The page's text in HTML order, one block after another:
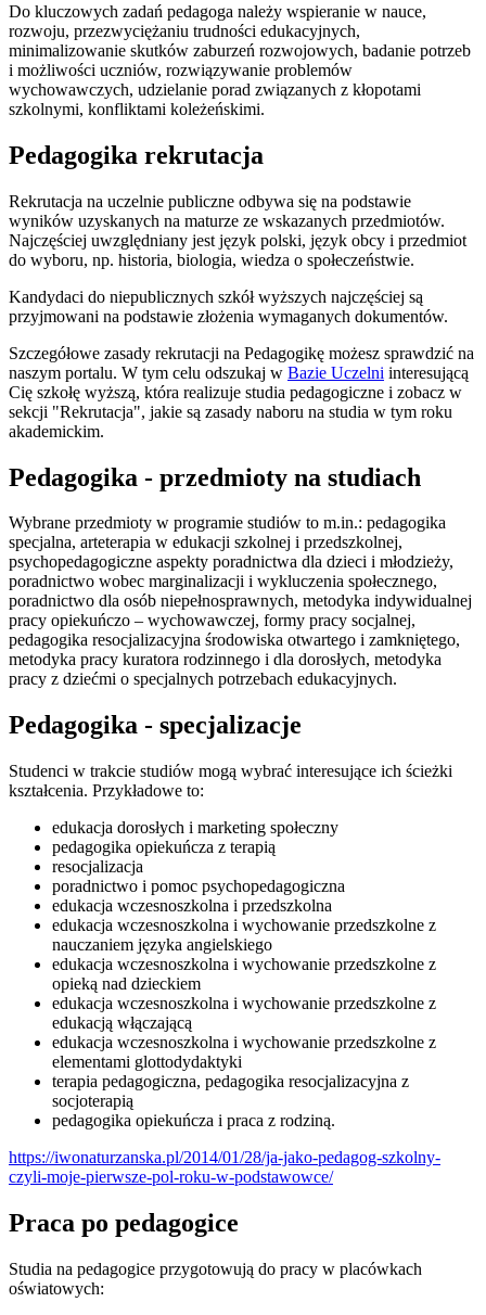
Do kluczowych zadań pedagoga należy wspieranie w nauce,
rozwoju, przezwyciężaniu trudności edukacyjnych,
minimalizowanie skutków zaburzeń rozwojowych, badanie potrzeb
i możliwości uczniów, rozwiązywanie problemów
wychowawczych, udzielanie porad związanych z kłopotami
szkolnymi, konfliktami koleżeńskimi.
Pedagogika rekrutacja
Rekrutacja na uczelnie publiczne odbywa się na podstawie
wyników uzyskanych na maturze ze wskazanych przedmiotów.
Najczęściej uwzględniany jest język polski, język obcy i przedmiot
do wyboru, np. historia, biologia, wiedza o społeczeństwie.
Kandydaci do niepublicznych szkół wyższych najczęściej są
przyjmowani na podstawie złożenia wymaganych dokumentów.
Szczegółowe zasady rekrutacji na Pedagogikę możesz sprawdzić na
naszym portalu. W tym celu odszukaj w Bazie Uczelni interesującą
Cię szkołę wyższą, która realizuje studia pedagogiczne i zobacz w
sekcji "Rekrutacja", jakie są zasady naboru na studia w tym roku
akademickim.
Pedagogika - przedmioty na studiach
Wybrane przedmioty w programie studiów to m.in.: pedagogika
specjalna, arteterapia w edukacji szkolnej i przedszkolnej,
psychopedagogiczne aspekty poradnictwa dla dzieci i młodzieży,
poradnictwo wobec marginalizacji i wykluczenia społecznego,
poradnictwo dla osób niepełnosprawnych, metodyka indywidualnej
pracy opiekuńczo – wychowawczej, formy pracy socjalnej,
pedagogika resocjalizacyjna środowiska otwartego i zamkniętego,
metodyka pracy kuratora rodzinnego i dla dorosłych, metodyka
pracy z dziećmi o specjalnych potrzebach edukacyjnych.
Pedagogika - specjalizacje
Studenci w trakcie studiów mogą wybrać interesujące ich ścieżki
kształcenia. Przykładowe to:
edukacja dorosłych i marketing społeczny
pedagogika opiekuńcza z terapią
resocjalizacja
poradnictwo i pomoc psychopedagogiczna
edukacja wczesnoszkolna i przedszkolna
edukacja wczesnoszkolna i wychowanie przedszkolne z
nauczaniem języka angielskiego
edukacja wczesnoszkolna i wychowanie przedszkolne z
opieką nad dzieckiem
edukacja wczesnoszkolna i wychowanie przedszkolne z
edukacją włączającą
edukacja wczesnoszkolna i wychowanie przedszkolne z
elementami glottodydaktyki
terapia pedagogiczna, pedagogika resocjalizacyjna z
socjoterapią
pedagogika opiekuńcza i praca z rodziną.
https://iwonaturzanska.pl/2014/01/28/ja-jako-pedagog-szkolny-
czyli-moje-pierwsze-pol-roku-w-podstawowce/
Praca po pedagogice
Studia na pedagogice przygotowują do pracy w placówkach
oświatowych: